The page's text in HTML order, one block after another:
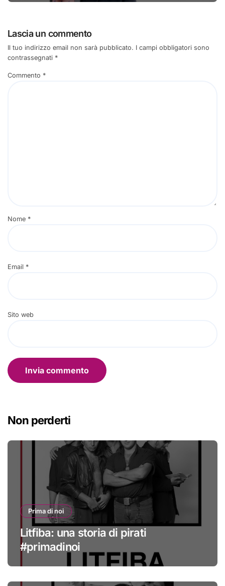
Lascia un commento
Il tuo indirizzo email non sarà pubblicato. I campi obbligatori sono
contrassegnati *
Commento *
Nome *
Email *
Sito web
Non perderti
Prima di noi
Litfiba: una storia di pirati
#primadinoi